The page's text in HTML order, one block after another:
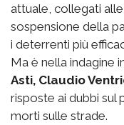
attuale, collegati
sospensione della
i deterrenti più
Ma è nella indagine
Asti, Claudio
risposte ai dubbi sul
morti sulle strade.